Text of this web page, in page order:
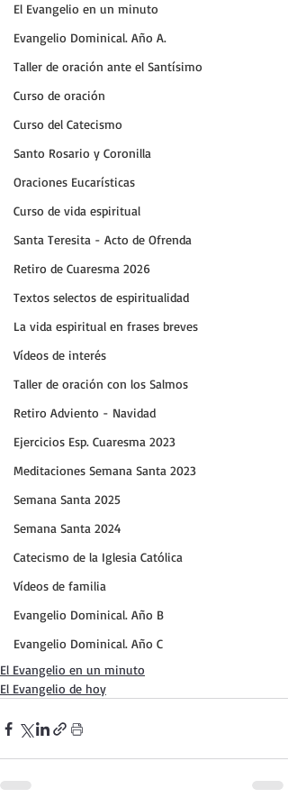
El Evangelio en un minuto
Evangelio Dominical. Año A.
Taller de oración ante el Santísimo
Curso de oración
Curso del Catecismo
Santo Rosario y Coronilla
Oraciones Eucarísticas
Curso de vida espiritual
Santa Teresita - Acto de Ofrenda
Retiro de Cuaresma 2026
Textos selectos de espiritualidad
La vida espiritual en frases breves
Vídeos de interés
Taller de oración con los Salmos
Retiro Adviento - Navidad
Ejercicios Esp. Cuaresma 2023
Meditaciones Semana Santa 2023
Semana Santa 2025
Semana Santa 2024
Catecismo de la Iglesia Católica
Vídeos de familia
Evangelio Dominical. Año B
Evangelio Dominical. Año C
El Evangelio en un minuto
El Evangelio de hoy